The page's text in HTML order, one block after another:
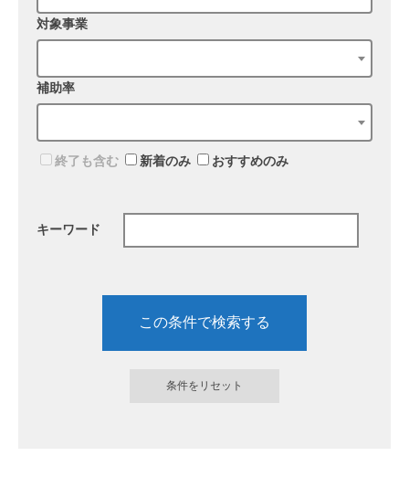
対象事業
補助率
終了も含む 新着のみ おすすめのみ
キーワード